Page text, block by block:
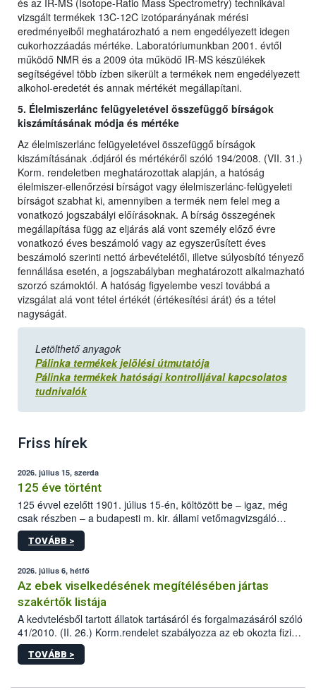
és az IR-MS (Isotope-Ratio Mass Spectrometry) technikával
vizsgált termékek 13C-12C izotóparányának mérési
eredményeiből meghatározható a nem engedélyezett idegen
cukorhozzáadás mértéke. Laboratóriumunkban 2001. évtől
működő NMR és a 2009 óta működő IR-MS készülékek
segítségével több ízben sikerült a termékek nem engedélyezett
alkohol-eredetét és annak mértékét megállapítani.
5. Élelmiszerlánc felügyeletével összefüggő bírságok
kiszámításának módja és mértéke
Az élelmiszerlánc felügyeletével összefüggő bírságok
kiszámításának .ódjáról és mértékéről szóló 194/2008. (VII. 31.)
Korm. rendeletben meghatározottak alapján, a hatóság
élelmiszer-ellenőrzési bírságot vagy élelmiszerlánc-felügyeleti
bírságot szabhat ki, amennyiben a termék nem felel meg a
vonatkozó jogszabályi előírásoknak. A bírság összegének
megállapítása függ az eljárás alá vont személy előző évre
vonatkozó éves beszámoló vagy az egyszerűsített éves
beszámoló szerinti nettó árbevételétől, illetve súlyosbító tényező
fennállása esetén, a jogszabályban meghatározott alkalmazható
szorzó számoktól. A hatóság figyelembe veszi továbbá a
vizsgálat alá vont tétel értékét (értékesítési árát) és a tétel
nagyságát.
Letölthető anyagok
Pálinka termékek jelölési útmutatója
Pálinka termékek hatósági kontrolljával kapcsolatos
tudnivalók
Friss hírek
2026. július 15, szerda
125 éve történt
125 évvel ezelőtt 1901. július 15-én, költözött be – igaz, még
csak részben – a budapesti m. kir. állami vetőmagvizsgáló
állomás a Kis Rókus utca 15. szám alatti, Czigler Győző által
tervezett új épületébe.
TOVÁBB >
2026. július 6, hétfő
Az ebek viselkedésének megítélésében jártas
szakértők listája
A kedvtelésből tartott állatok tartásáról és forgalmazásáról szóló
41/2010. (II. 26.) Korm.rendelet szabályozza az eb okozta fizikai
sérülés, illetve ennek veszélye keletkezésekor felmerülő
hatósági feladatokat, valamint a veszélyes eb tartását és annak
vonni az ebek viselkedésének megítélésében jártas szakértőt.
TOVÁBB >